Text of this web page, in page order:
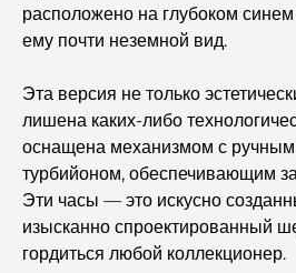
Лучшие завтраки в Дубае: мои
Генеральный план Тилал Аль
интегрированного
Дома, соответствующие
практическое руководство по
гармонии.
расположено на глубоком
ему почти неземной вид.
Эта версия не только
лишена каких-либо
оснащена механизмом с
турбийоном, обеспечивающим
Эти часы — это искусно
изысканно спроектированный
гордиться любой коллекционер.